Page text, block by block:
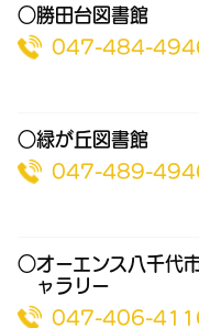
○勝田台図書館
047-484-
○緑が丘図書館
047-489-
○オーエンス八千代
ャラリー
047-406-